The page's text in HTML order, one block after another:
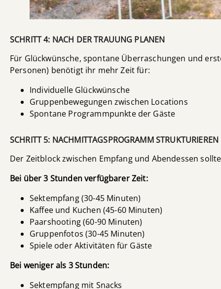
SCHRITT 4: NACH DER TRAUUNG PLANEN
Für Glückwünsche, spontane Überraschungen und
Personen) benötigt ihr mehr Zeit für:
Individuelle Glückwünsche
Gruppenbewegungen zwischen Locations
Spontane Programmpunkte der Gäste
SCHRITT 5: NACHMITTAGSPROGRAMM STRUKTURIEREN
Der Zeitblock zwischen Empfang und Abendessen
Bei über 3 Stunden verfügbarer Zeit:
Sektempfang (30-45 Minuten)
Kaffee und Kuchen (45-60 Minuten)
Paarshooting (60-90 Minuten)
Gruppenfotos (30-45 Minuten)
Spiele oder Aktivitäten für Gäste
Bei weniger als 3 Stunden:
Sektempfang mit Snacks